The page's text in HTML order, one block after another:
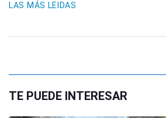
LAS MÁS LEIDAS
TE PUEDE INTERESAR